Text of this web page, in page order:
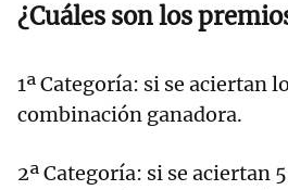
¿Cuáles son los
1ª Categoría: si se aciertan
combinación ganadora.
2ª Categoría: si se aciertan